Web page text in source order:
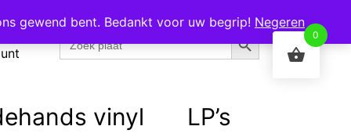
naar:
Zoekknop
vinyl LP’s
gewend bent. Bedankt voor uw begrip! Negeren
0